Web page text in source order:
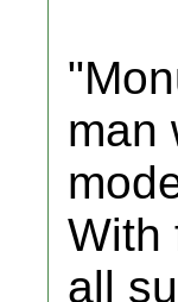
man
With
all